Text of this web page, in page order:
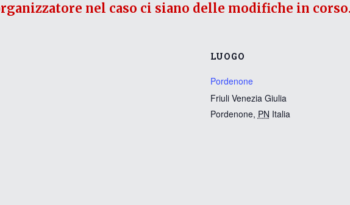
LUOGO
Pordenone
Friuli Venezia Giulia
Pordenone, PN Italia
nel caso ci siano delle modifiche in corso.